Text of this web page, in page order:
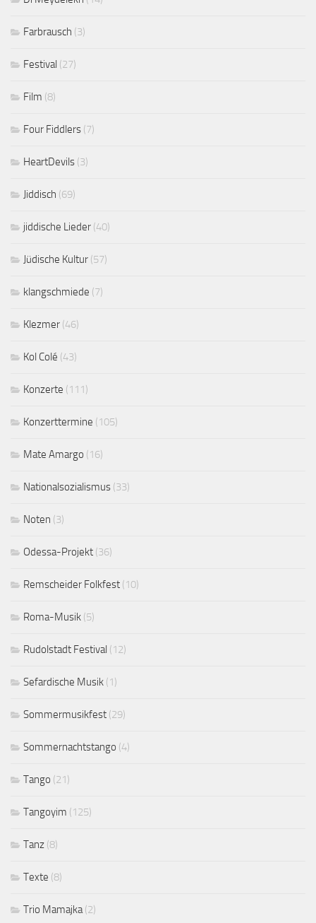
Farbrausch (3)
Festival (27)
Film (8)
Four Fiddlers (7)
HeartDevils (3)
Jiddisch (69)
jiddische Lieder (40)
Jüdische Kultur (57)
klangschmiede (7)
Klezmer (46)
Kol Colé (43)
Konzerte (111)
Konzerttermine (105)
Mate Amargo (16)
Nationalsozialismus (33)
Noten (3)
Odessa-Projekt (36)
Remscheider Folkfest (10)
Roma-Musik (5)
Rudolstadt Festival (12)
Sefardische Musik (1)
Sommermusikfest (29)
Sommernachtstango (4)
Tango (21)
Tangoyim (125)
Tanz (8)
Texte (8)
Trio Mamajka(2)